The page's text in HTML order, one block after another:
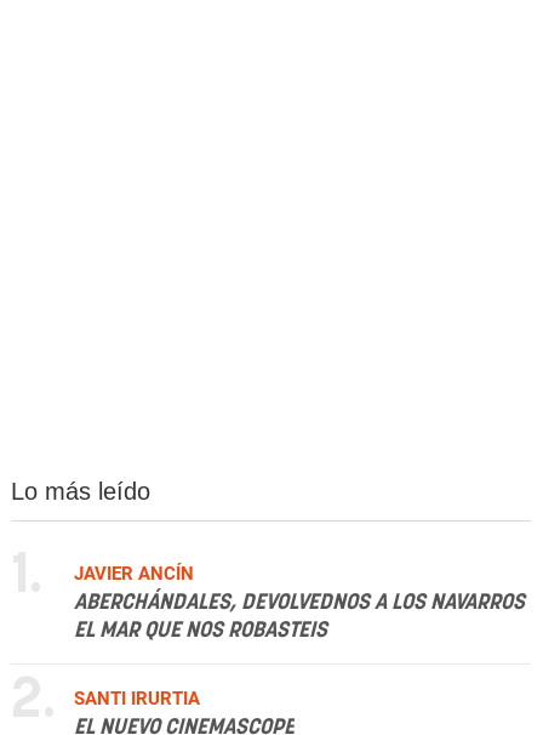
Lo más leído
1.
JAVIER ANCÍN
ABERCHÁNDALES, DEVOLVEDNOS A LOS NAVARROS
EL MAR QUE NOS ROBASTEIS
2.
SANTI IRURTIA
EL NUEVO CINEMASCOPE